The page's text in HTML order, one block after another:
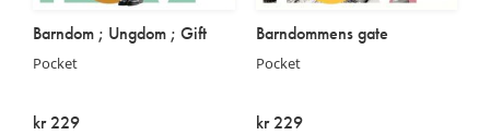
Barndom ; Ungdom ; Gift
Pocket
kr 229
Barndommens gate
Pocket
kr 229